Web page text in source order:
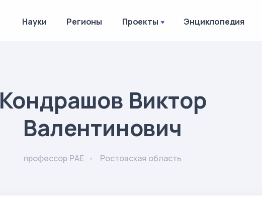
Науки Регионы Проекты Энциклопедия
Кондрашов Виктор
Валентинович
профессор РАЕ Ростовская область